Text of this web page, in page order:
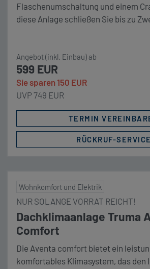
Flaschenumschaltung und einem
diese Anlage schließen Sie bis zu
vorhandenen Anlage Truma Duo
Hochdruckschläuche mit
Gasfilter Komplettmontage
[…]
Angebot (inkl. Einbau) ab
599 EUR
Sie sparen 150 EUR
UVP 749 EUR
TERMIN
RÜCKRUF-SERVICE
Wohnkomfort und Elektrik
NUR SOLANGE VORRAT REICHT!
Dachklimaanlage Truma
Comfort
Die Aventa comfort bietet ein
komfortables Klimasystem, das den